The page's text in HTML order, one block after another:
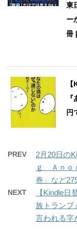
東
ー
冊
円
PREV
2月20日の
ｇ Ａｎｏ
巻」など
NEXT
【Kindle
族トランプ
言われる字